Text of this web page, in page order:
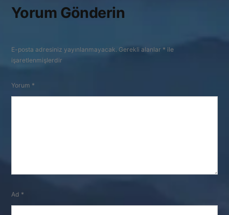
Yorum Gönderin
E-posta adresiniz yayınlanmayacak. Gerekli alanlar * ile
işaretlenmişlerdir
Yorum *
Ad *